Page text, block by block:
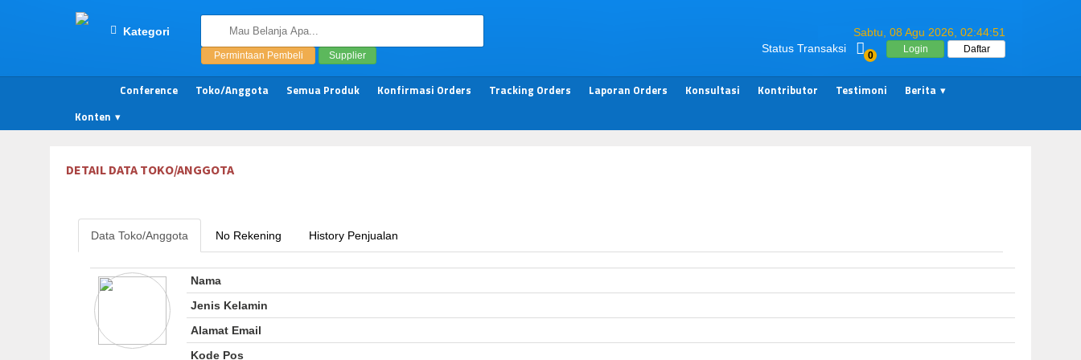
Kategori
Permintaan Pembeli Supplier
Sabtu, 08 Agu 2026, 02:44:52
Status Transaksi
0
Login Daftar
Conference Toko/Anggota Semua Produk Konfirmasi Orders Tracking Orders Laporan Orders Konsultasi Kontributor Testimoni
Berita
Konten
DETAIL DATA TOKO/ANGGOTA
Data Toko/Anggota No Rekening History Penjualan
Nama
Jenis Kelamin
Alamat Email
Kode Pos